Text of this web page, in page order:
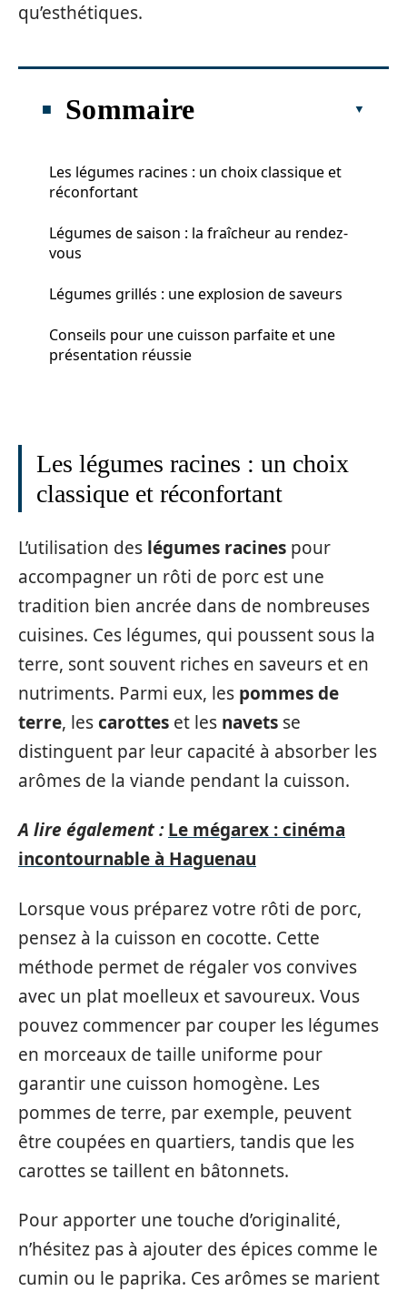
qu’esthétiques.
Sommaire
Les légumes racines : un choix classique et
réconfortant
Légumes de saison : la fraîcheur au rendez-
vous
Légumes grillés : une explosion de saveurs
Conseils pour une cuisson parfaite et une
présentation réussie
Les légumes racines : un choix
classique et réconfortant
L’utilisation des légumes racines pour
accompagner un rôti de porc est une
tradition bien ancrée dans de nombreuses
cuisines. Ces légumes, qui poussent sous la
terre, sont souvent riches en saveurs et en
nutriments. Parmi eux, les pommes de
terre, lescarottes et les navets se
distinguent par leur capacité à absorber les
arômes de la viande pendant la cuisson.
A lire également : Le mégarex : cinéma
incontournable à Haguenau
Lorsque vous préparez votre rôti de porc,
pensez à la cuisson en cocotte. Cette
méthode permet de régaler vos convives
avec un plat moelleux et savoureux. Vous
pouvez commencer par couper les légumes
en morceaux de taille uniforme pour
garantir une cuisson homogène. Les
pommes de terre, par exemple, peuvent
être coupées en quartiers, tandis que les
carottes se taillent en bâtonnets.
Pour apporter une touche d’originalité,
n’hésitez pas à ajouter des épices comme le
cumin ou le paprika. Ces arômes se marient